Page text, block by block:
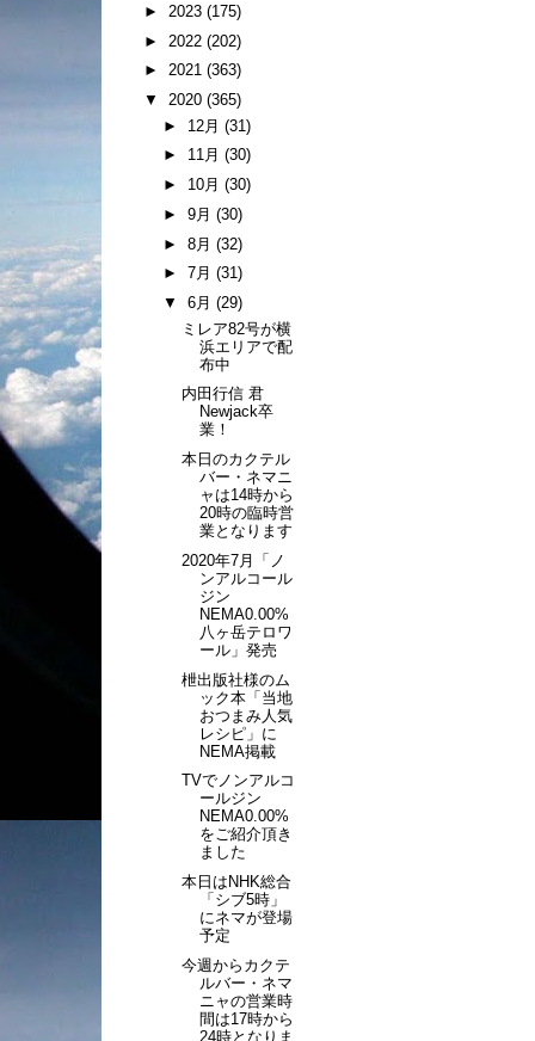
► 2023 (175)
► 2022 (202)
► 2021 (363)
▼ 2020 (365)
► 12月 (31)
► 11月 (30)
► 10月 (30)
► 9月 (30)
► 8月 (32)
► 7月 (31)
▼ 6月 (29)
ミレア82号が横
浜エリアで配
布中
内田行信 君
Newjack卒
業！
本日のカクテル
バー・ネマニ
ャは14時から
20時の臨時営
業となります
2020年7月「ノ
ンアルコール
ジン
NEMA0.00%
八ヶ岳テロワ
ール」発売
枻出版社様のム
ック本「当地
おつまみ人気
レシピ」に
NEMA掲載
TVでノンアルコ
ールジン
NEMA0.00%
をご紹介頂き
ました
本日はNHK総合
「シブ5時」
にネマが登場
予定
今週からカクテ
ルバー・ネマ
ニャの営業時
間は17時から
24時となりま